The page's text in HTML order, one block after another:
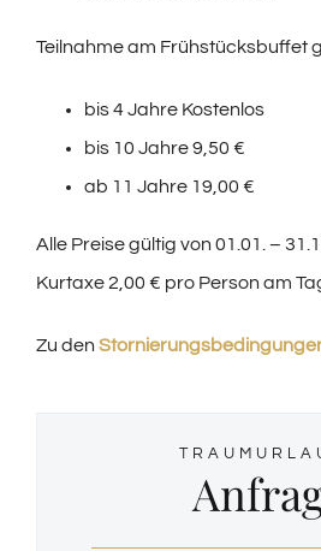
Teilnahme am Frühstücksbuffet
bis 4 Jahre Kostenlos
bis 10 Jahre 9 ,50 €
ab 11 Jahre 19,00 €
Alle Preise gültig von 01.01. –
Kurtaxe 2,00 € pro Person am
Zu den